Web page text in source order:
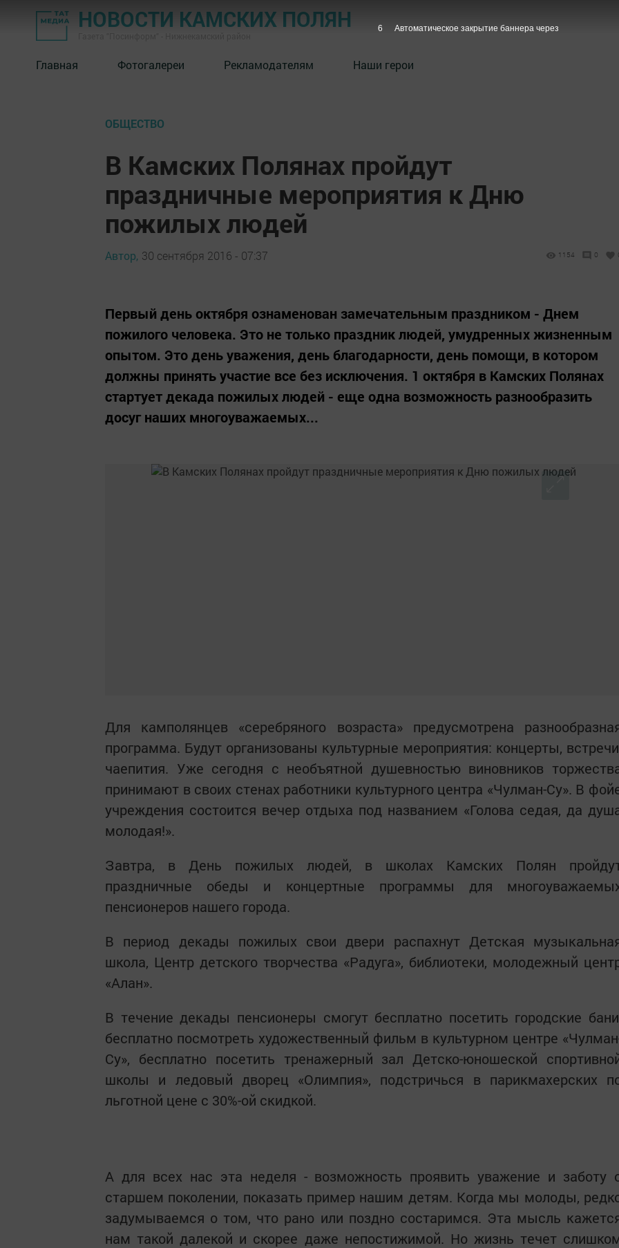
НОВОСТИ КАМСКИХ ПОЛЯН
Главная Фотогалереи Рекламодателям Наши герои
ОБЩЕСТВО
В Камских Полянах пройдут
праздничные мероприятия к Дню
пожилых людей
Автор, 30 сентября 2016 - 07:37 1154 0
Первый день октября ознаменован замечательным праздником - Днем
пожилого человека. Это не только праздник людей, умудренных жизненным
опытом. Это день уважения, день благодарности, день помощи, в котором
должны принять участие все без исключения. 1 октября в Камских Полянах
стартует декада пожилых людей - еще одна возможность разнообразить
досуг наших многоуважаемых...
Для камполянцев «серебряного возраста» предусмотрена
программа. Будут организованы культурные мероприятия: концерты,
чаепития. Уже сегодня с необъятной душевностью виновников
принимают в своих стенах работники культурного центра «Чулман-Су». В
учреждения состоится вечер отдыха под названием «Голова седая, да
молодая!».
Завтра, в День пожилых людей, в школах Камских Полян
праздничные обеды и концертные программы для
пенсионеров нашего города.
В период декады пожилых свои двери распахнут Детская
школа, Центр детского творчества «Радуга», библиотеки, молодежный
«Алан».
В течение декады пенсионеры смогут бесплатно посетить городские
бесплатно посмотреть художественный фильм в культурном центре
Су», бесплатно посетить тренажерный зал Детско-юношеской
школы и ледовый дворец «Олимпия», подстричься в парикмахерских
льготной цене с 30%-ой скидкой.
А для всех нас эта неделя - возможность проявить уважение и заботу
старшем поколении, показать пример нашим детям. Когда мы молоды,
задумываемся о том, что рано или поздно состаримся. Эта мысль
нам такой далекой и скорее даже непостижимой. Но жизнь течет
5 Автоматическое закрытие баннера через